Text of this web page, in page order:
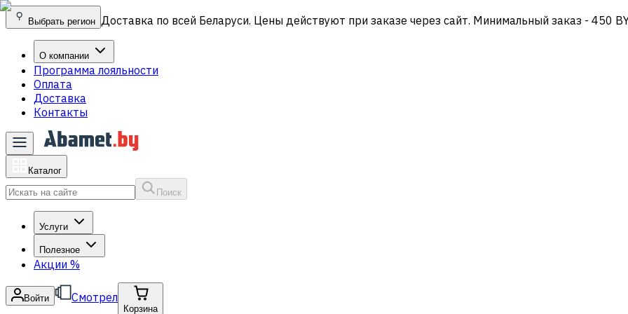
Выбрать регион Доставка по всей Беларуси. Цены действуют при заказе через сайт. Минимальный заказ - 450
О компании
Программа лояльности
Оплата
Доставка
Контакты
Каталог
Поиск
Услуги
Полезное
Акции %
Войти Смотрел
Корзина